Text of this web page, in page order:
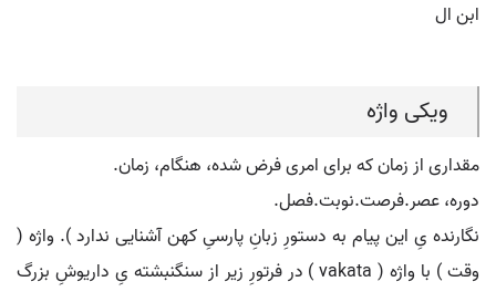
ابن ال
ویکی واژه
مقداری از زمان که برای امری فرض شده، هنگام، زمان.
دوره، عصر.فرصت.نوبت.فصل.
نگارنده یِ این پیام به دستورِ زبانِ پارسیِ کهن آشنایی ندارد ). واژه (
وقت ) با واژه ( vakata ) در فرتورِ زیر از سنگنبشته یِ داریوشِ بزرگ